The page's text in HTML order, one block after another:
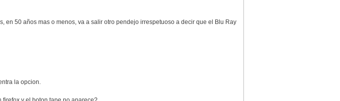
50 años mas o menos, va a salir otro pendejo irrespetuoso a decir que el Blu Ray
la opcion.